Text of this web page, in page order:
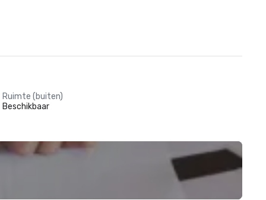
Ruimte (buiten)
Beschikbaar